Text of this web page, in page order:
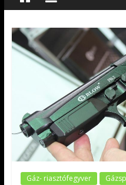
Gáz- riasztófegyver